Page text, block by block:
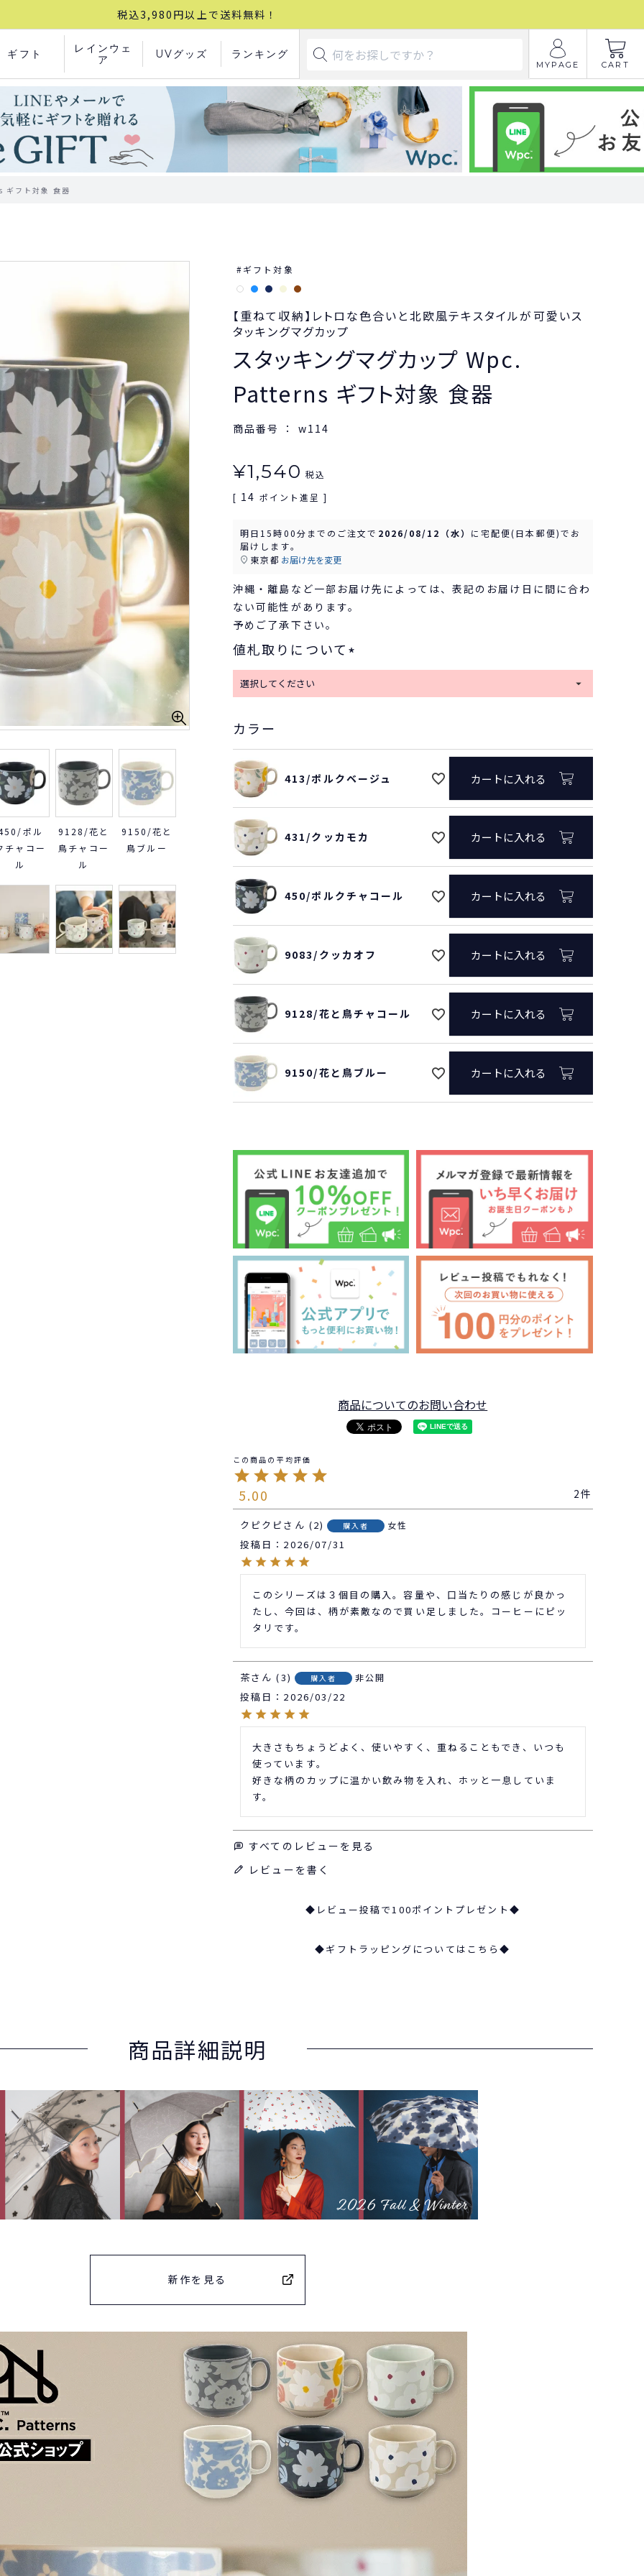
税込3,980円以上で送料無料！
ギフト
レインウェ
ア
UVグッズ ランキング
MYPAGE CART
フト対象 食器
ポル
チャコー
ル
9128/花と
鳥チャコー
ル
9150/花と
鳥ブルー
ギフト対象
【重ねて収納】レトロな色合いと北欧風テキスタイルが可愛いス
タッキングマグカップ
スタッキングマグカップ Wpc.
Patterns ギフト対象 食器
商品番号 w114
¥1,540 税込
[ 14 ポイント進呈 ]
明日15時00分 までのご注文で 2026/08/12（水） に 宅配便(日本郵便)でお
届けします。
東京都 お届け先を変更
沖縄・離島など一部お届け先によっては、表記のお届け日に間に合わ
ない可能性があります。
予めご了承下さい。
値札取りについて
(
必
カラー
413/ポルクベージュ カートに入れる
431/クッカモカ カートに入れる
450/ポルクチャコール カートに入れる
9083/クッカオフ カートに入れる
9128/花と鳥チャコール カートに入れる
9150/花と鳥ブルー カートに入れる
商品についてのお問い合わせ
5.00 2
クピクピ 2 購入者 女性
投稿日 2026/07/31
このシリーズは３個目の購入。容量や、口当たりの感じが良かっ
たし、今回は、柄が素敵なので買い足しました。コーヒーにピッ
タリです。
茶 3 購入者 非公開
投稿日 2026/03/22
大きさもちょうどよく、使いやすく、重ねることもでき、いつも
使っています。
好きな柄のカップに温かい飲み物を入れ、ホッと一息していま
す。
すべてのレビューを見る
レビューを書く
◆レビュー投稿で100ポイントプレゼント◆
◆ギフトラッピングについてはこちら◆
商品詳細説明
新作を見る